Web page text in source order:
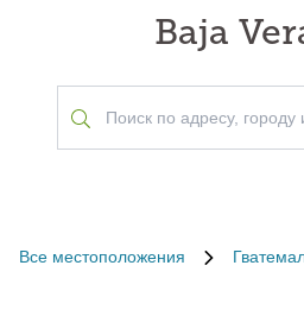
Baja
Все местоположения